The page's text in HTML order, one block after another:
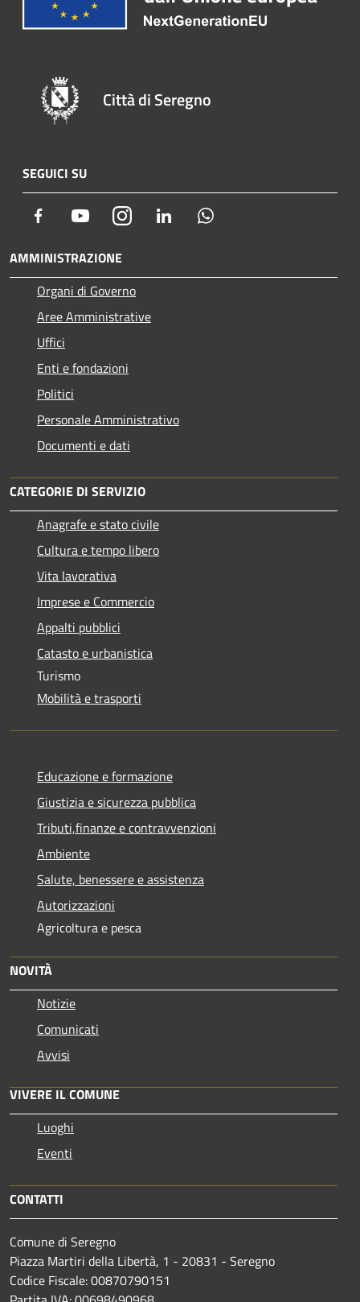
Città di Seregno
SEGUICI SU
Facebook YoutubeInstagram LinkedIn
AMMINISTRAZIONE
Organi di Governo
Aree Amministrative
Uffici
Enti e fondazioni
Politici
Personale Amministrativo
Documenti e dati
CATEGORIE DI SERVIZIO
Anagrafe e stato civile
Cultura e tempo libero
Vita lavorativa
Imprese e Commercio
Appalti pubblici
Catasto e urbanistica
Turismo
Mobilità e trasporti
Educazione e formazione
Giustizia e sicurezza pubblica
Tributi,finanze e contravvenzioni
Ambiente
Salute, benessere e assistenza
Autorizzazioni
Agricoltura e pesca
NOVITÀ
Notizie
Comunicati
Avvisi
VIVERE IL COMUNE
Luoghi
Eventi
CONTATTI
Comune di Seregno
Piazza Martiri della Libertà, 1 - 20831 - Seregno
Codice Fiscale: 00870790151